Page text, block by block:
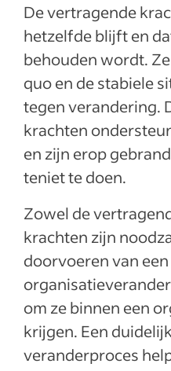
De vertragende
hetzelfde blijft en
behouden wordt.
quo en de stabiele
tegen verandering.
krachten
en zijn erop
teniet te doen.
Zowel de
krachten zijn
doorvoeren van een
om ze binnen een
krijgen. Een
veranderproces